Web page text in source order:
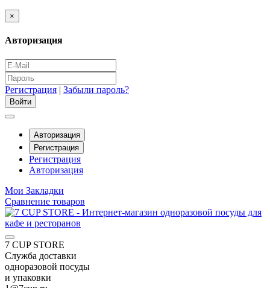
×
Авторизация
Регистрация | Забыли пароль?
Авторизация
Регистрация
Регистрация
Авторизация
Мои Закладки
Сравнение товаров
7 CUP STORE
Служба доставки
одноразовой посуды
и упаковки